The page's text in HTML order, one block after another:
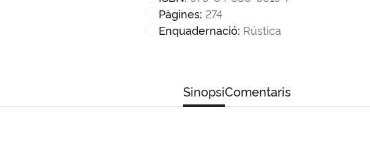
Pàgines: 274
Enquadernació: Rústica
SinopsiComentaris